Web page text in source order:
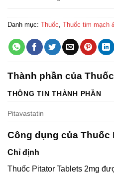
Danh mục: Thuốc Thuốc tim mạch
Thành phần của
THÔNG TIN THÀNH PHẦN
Pitavastatin
Công dụng của Thuốc
Chỉ định
Thuốc Pitator Tablets 2mg